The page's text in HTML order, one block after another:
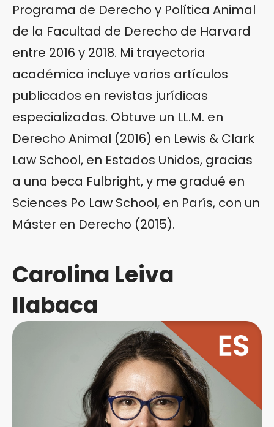
Programa de Derecho y Política Animal
de la Facultad de Derecho de Harvard
entre 2016 y 2018. Mi trayectoria
académica incluye varios artículos
publicados en revistas jurídicas
especializadas. Obtuve un LL.M. en
Derecho Animal (2016) en Lewis & Clark
Law School, en Estados Unidos, gracias
a una beca Fulbright, y me gradué en
Sciences Po Law School, en París, con un
Máster en Derecho (2015).
Carolina Leiva
Ilabaca